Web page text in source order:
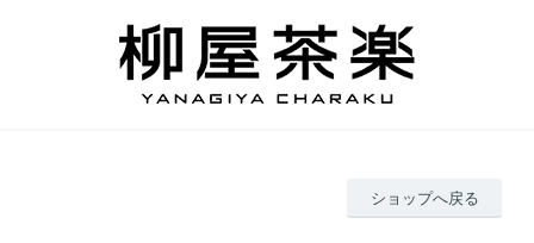
ショップへ戻る